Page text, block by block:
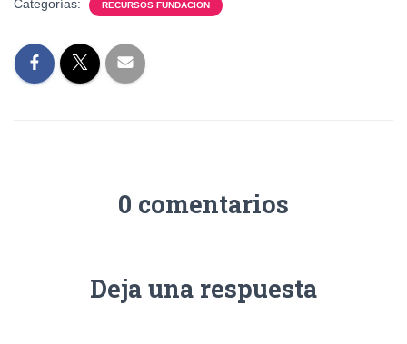
Categorías: RECURSOS FUNDACION
0 comentarios
Deja una respuesta